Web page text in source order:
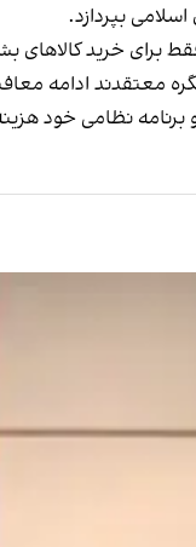
بپردازد.
برای خرید کالاهای
معتقدند ادامه
نظامی خود